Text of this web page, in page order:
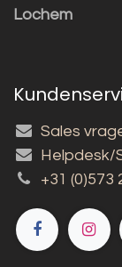
Lochem
Sales
Helpdesk/
+31 (0)573